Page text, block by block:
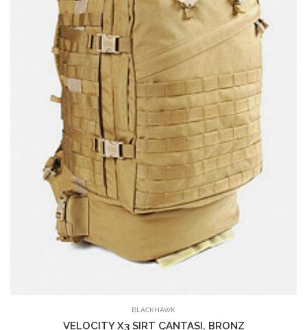
SEPETE EKLE
BLACKHAWK
VELOCITY X3 SIRT ÇANTASI, BRONZ